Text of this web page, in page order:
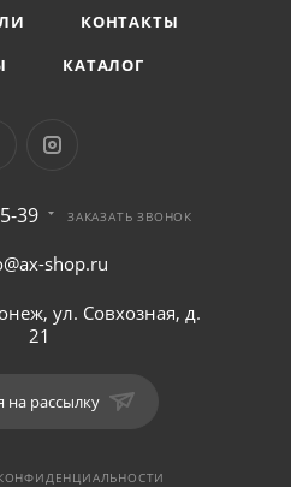
КОНТАКТЫ
КАТАЛОГ
39 ЗАКАЗАТЬ ЗВОНОК
shop.ru
ул. Совхозная, д.
21
на рассылку